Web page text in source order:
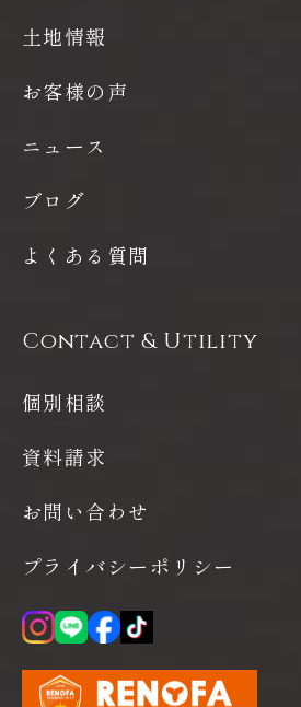
土地情報
お客様の声
ニュース
ブログ
よくある質問
Contact & Utility
個別相談
資料請求
お問い合わせ
プライバシーポリシー